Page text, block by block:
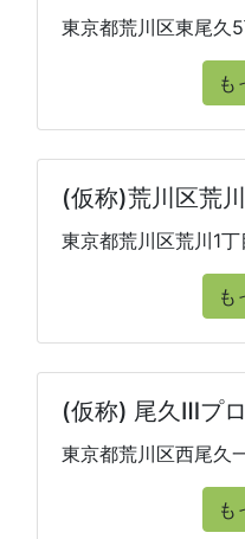
東京都荒川区東尾久
も
(仮称)荒川区荒
東京都荒川区荒川1
も
(仮称) 尾久Ⅲプ
東京都荒川区西尾久
も